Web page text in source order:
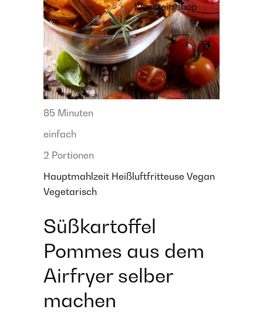
Klarstein shop
85 Minuten
einfach
2 Portionen
Hauptmahlzeit Heißluftfritteuse Vegan
Vegetarisch
Süßkartoffel
Pommes aus dem
Airfryer selber
machen